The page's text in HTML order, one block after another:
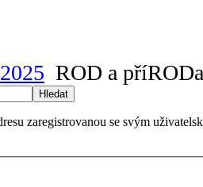
2025 ROD a
Hledat
zaregistrovanou se svým